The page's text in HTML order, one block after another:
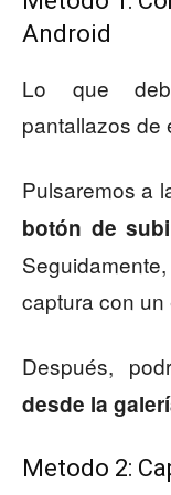
Android
Lo que
pantallazos de
Pulsaremos a
botón de
captura con
Después,
desde la
Metodo 2: